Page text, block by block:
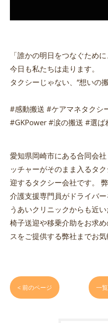
「誰かの明日をつなぐために
今日も私たちは走ります。
タクシーじゃない、“想いの搬
#感動搬送 #ケアマネタクシ
#GKPower #涙の搬送 #選ば
愛知県岡崎市にある合同会
ッチャーがそのまま入るタ
迎するタクシー会社です。
介護支援専門員がドライバ
うあいクリニックからも近
椅子送迎や移乗介助をお求
スをご提供する弊社までお気
< 前のページ 一